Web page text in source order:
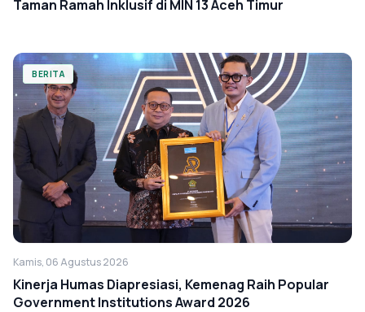
Taman Ramah Inklusif di MIN 13 Aceh Timur
BERITA
Kamis, 06 Agustus 2026
Kinerja Humas Diapresiasi, Kemenag Raih Popular
Government Institutions Award 2026